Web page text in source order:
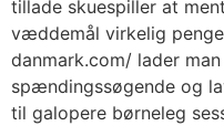
tillade skuespiller at
væddemål virkelig
danmark.com/ lader
spændingssøgende og
til galopere børneleg